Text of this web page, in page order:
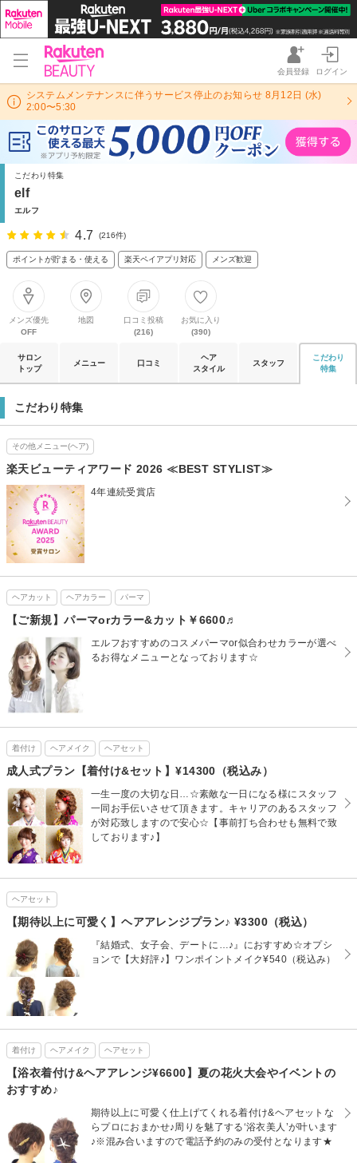
会員登録 ログイン
システムメンテナンスに伴うサービス停止のお知らせ 8月12日 (水)
2:00〜5:30
こだわり特集
elf
エルフ
4.7 (216件)
ポイントが貯まる・使える 楽天ペイアプリ対応 メンズ歓迎
メンズ優先
OFF
地図
口コミ投稿
(216)
お気に入り
(390)
サロン
トップ
メニュー 口コミ
ヘア
スタイル
スタッフ
こだわり
特集
こだわり特集
その他メニュー(ヘア)
楽天ビューティアワード 2026 ≪BEST STYLIST≫
4年連続受賞店
ヘアカット ヘアカラー パーマ
【ご新規】パーマorカラー&カット￥6600♬
エルフおすすめのコスメパーマor似合わせカラーが選べ
るお得なメニューとなっております☆
着付け ヘアメイク ヘアセット
成人式プラン【着付け&セット】¥14300（税込み）
一生一度の大切な日…☆素敵な一日になる様にスタッフ
一同お手伝いさせて頂きます。キャリアのあるスタッフ
が対応致しますので安心☆【事前打ち合わせも無料で致
しております♪】
ヘアセット
【期待以上に可愛く】ヘアアレンジプラン♪ ¥3300（税込）
『結婚式、女子会、デートに…♪』におすすめ☆オプシ
ョンで【大好評♪】ワンポイントメイク¥540（税込み）
着付け ヘアメイク ヘアセット
【浴衣着付け&ヘアアレンジ¥6600】夏の花火大会やイベントの
おすすめ♪
期待以上に可愛く仕上げてくれる着付け&ヘアセットな
らプロにおまかせ♪周りを魅了する‘浴衣美人’が叶います
♪※混み合いますので電話予約のみの受付となります★